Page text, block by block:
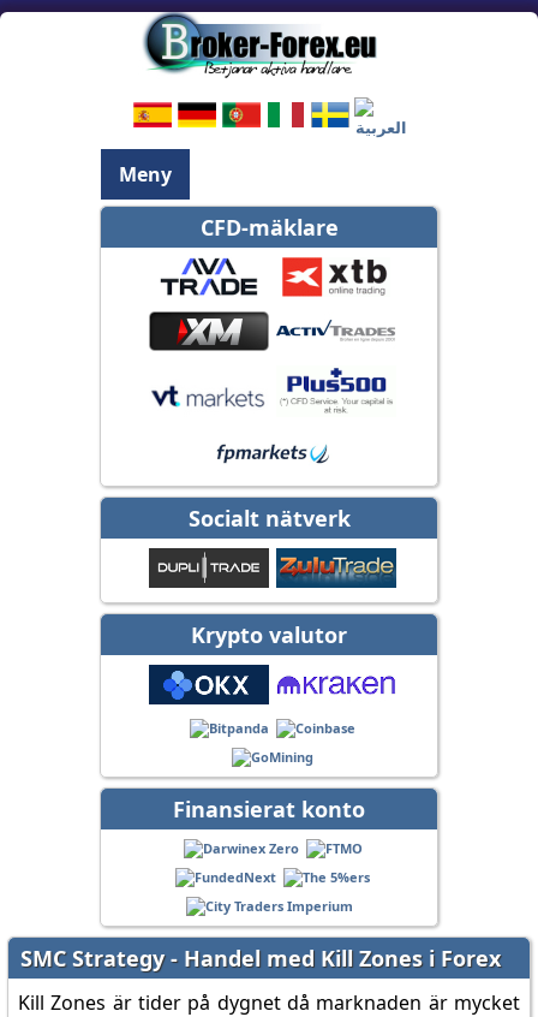
Meny
CFD-mäklare
Socialt nätverk
Krypto valutor
Finansierat konto
SMC Strategy - Handel med Kill Zones i Forex
Kill Zones är tider på dygnet då marknaden är mycket